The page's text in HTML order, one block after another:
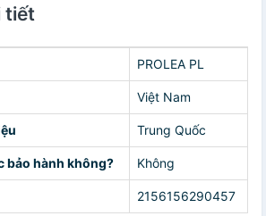
tiết
PROLEA PL
Việt Nam
Trung Quốc
bảo hành không? Không
2156156290457